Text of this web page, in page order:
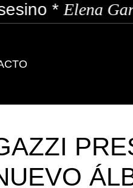
*Elena Garcia*